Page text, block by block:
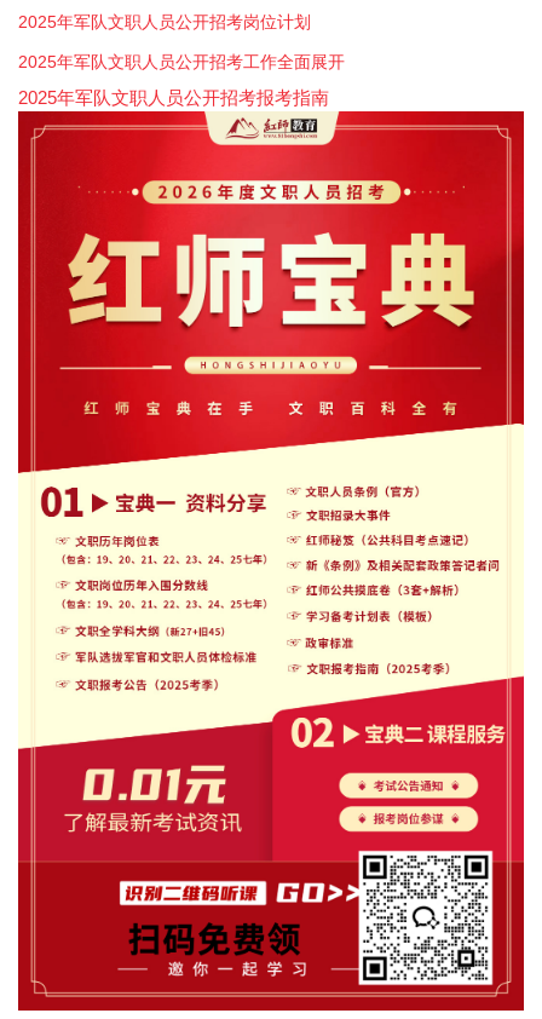
2025年军队文职人员公开招考岗位计划
2025年军队文职人员公开招考工作全面展开
2025年军队文职人员公开招考报考指南